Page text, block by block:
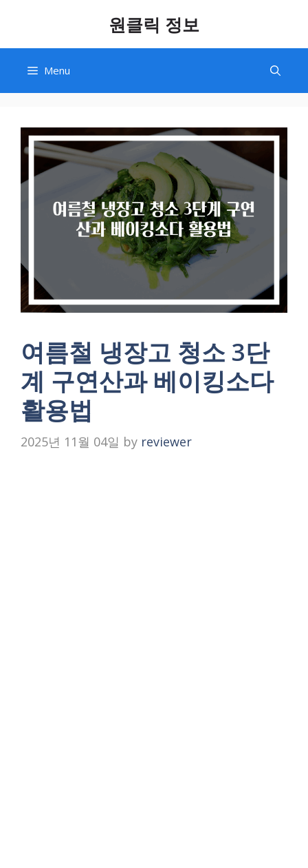
content
원클릭 정보
Menu
여름철 냉장고 청소 3단
계 구연산과 베이킹소다
활용법
2025년 11월 04일 by reviewer